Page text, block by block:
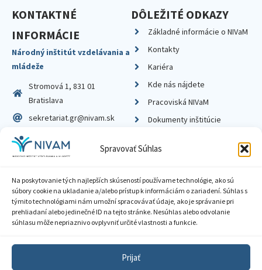
Spravovať Súhlas
Na poskytovanie tých najlepších skúseností používame technológie, ako sú
súbory cookie na ukladanie a/alebo prístup k informáciám o zariadení. Súhlas s
týmito technológiami nám umožní spracovávať údaje, ako je správanie pri
prehliadaní alebo jedinečné ID na tejto stránke. Nesúhlas alebo odvolanie
súhlasu môže nepriaznivo ovplyvniť určité vlastnosti a funkcie.
Prijať
KONTAKTNÉ
INFORMÁCIE
Národný inštitút vzdelávania a
mládeže
Stromová 1, 831 01
Bratislava
sekretariat.gr@nivam.sk
IČO: 00164348
DIČ: 2020798714
DÔLEŽITÉ ODKAZY
Základné informácie o NIVaM
Kontakty
Kariéra
Kde nás nájdete
Pracoviská NIVaM
Dokumenty inštitúcie
Zásady ochrany súkromia
Sprístupnenie informácií